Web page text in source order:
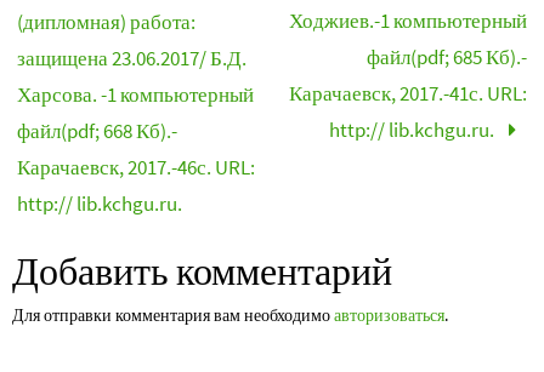
(дипломная) работа:
защищена 23.06.2017/ Б.Д.
Харсова. -1 компьютерный
файл(pdf; 668 Кб).-
Карачаевск, 2017.-46с. URL:
http:// lib.kchgu.ru.
Ходжиев.-1 компьютерный
файл(pdf; 685 Кб).-
Карачаевск, 2017.-41с. URL:
http:// lib.kchgu.ru.
Добавить комментарий
Для отправки комментария вам необходимоавторизоваться.